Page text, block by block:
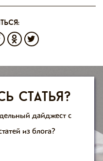
статья?
дайджест с
из блога?